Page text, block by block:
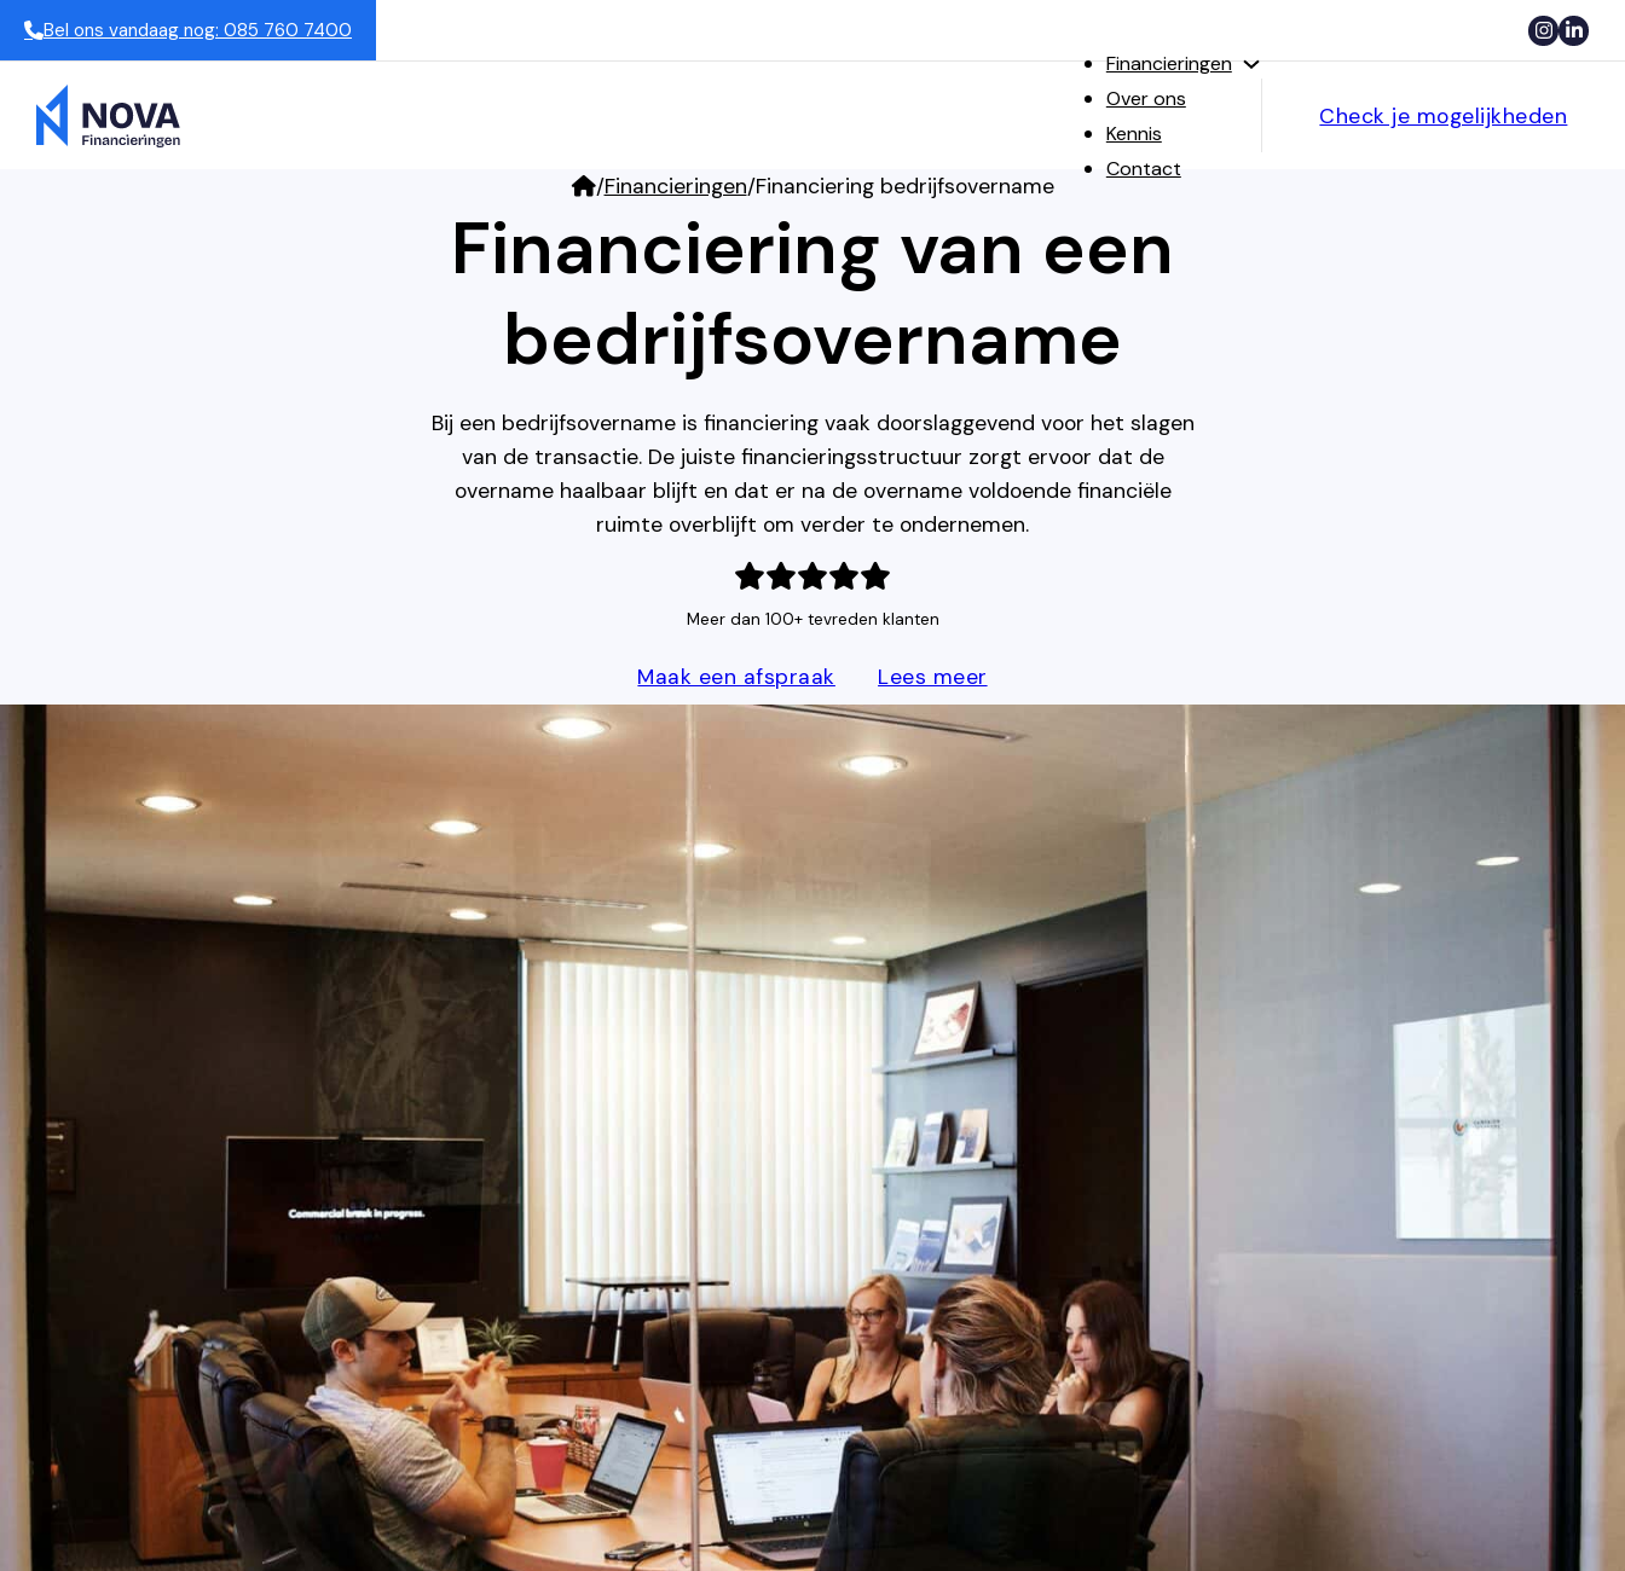
Bel ons vandaag nog: 085 760 7400
Financieringen
Over ons
Kennis
Contact
Check je mogelijkheden
/Financieringen/Financiering bedrijfsovername
Financiering van een
bedrijfsovername
Bij een bedrijfsovername is financiering vaak doorslaggevend voor het slagen
van de transactie. De juiste financieringsstructuur zorgt ervoor dat de
overname haalbaar blijft en dat er na de overname voldoende financiële
ruimte overblijft om verder te ondernemen.
Meer dan 100+ tevreden klanten
Maak een afspraak Lees meer